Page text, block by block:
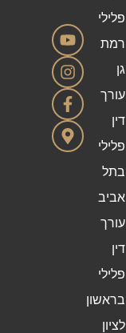
פלילי
רמת
גן
עורך
דין
פלילי
בתל
אביב
עורך
דין
פלילי
בראשון
לציון